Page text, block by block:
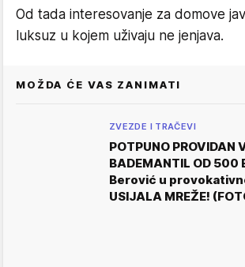
Od tada interesovanje za domove
luksuz u kojem uživaju ne jenjava.
MOŽDA ĆE VAS ZANIMATI
ZVEZDE I TRAČEVI
POTPUNO PROVIDAN
BADEMANTIL OD 500
Berović u
USIJALA MREŽE!